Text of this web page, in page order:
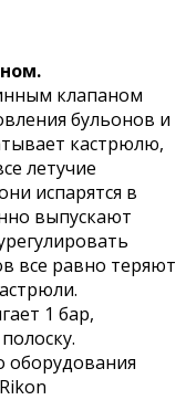
клапаном
бульонов и
кастрюлю,
летучие
испарятся в
выпускают
все равно теряют
1 бар,
оборудования